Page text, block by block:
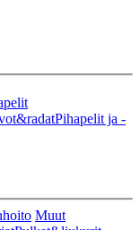
Pihapelit ja -
Muut